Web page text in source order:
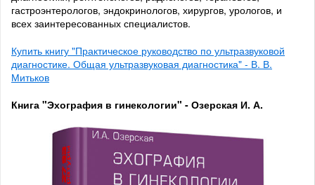
гастроэнтерологов, эндокринологов, хирургов, урологов, и
всех заинтересованных специалистов.
Купить книгу "Практическое руководство по ультразвуковой
диагностике. Общая ультразвуковая диагностика" - В. В.
Митьков
Книга "Эхография в гинекологии" - Озерская И. А.